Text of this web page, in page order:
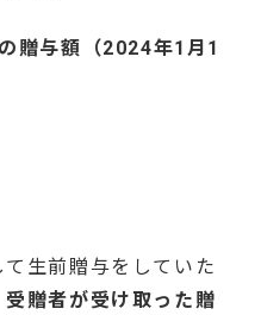
贈与額（2024年1 月 1
生前贈与をしていた
受贈者が受け取った贈